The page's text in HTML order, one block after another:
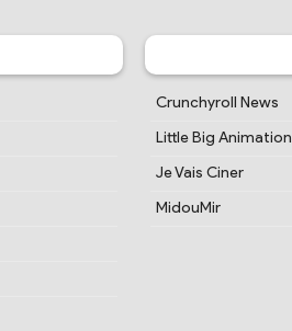
Crunchyroll News
Little Big Animation
Je Vais Ciner
MidouMir